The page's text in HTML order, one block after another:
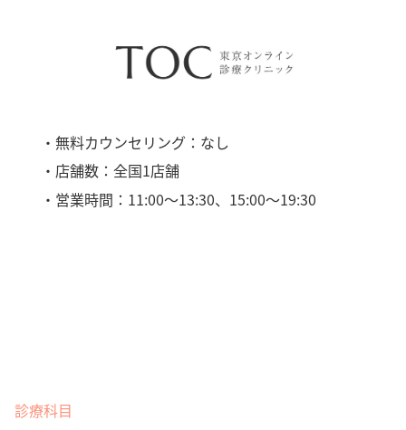
・無料カウンセリング：なし
・店舗数：全国1店舗
・営業時間：11:00〜13:30、15:00〜19:30
診療科目